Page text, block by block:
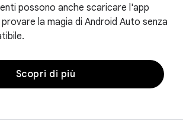
possono anche scaricare l'app
la magia di Android Auto senza
Scopri di più